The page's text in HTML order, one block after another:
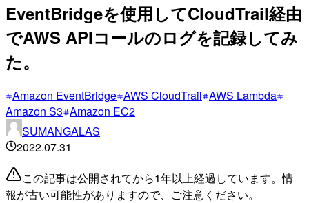
EventBridgeを使用してCloudTrail経由
でAWS APIコールのログを記録してみ
た。
Amazon EventBridge AWS CloudTrail AWS Lambda
Amazon S3 Amazon EC2
SUMANGALAS
2022.07.31
この記事は公開されてから1年以上経過しています。情
報が古い可能性がありますので、ご注意ください。